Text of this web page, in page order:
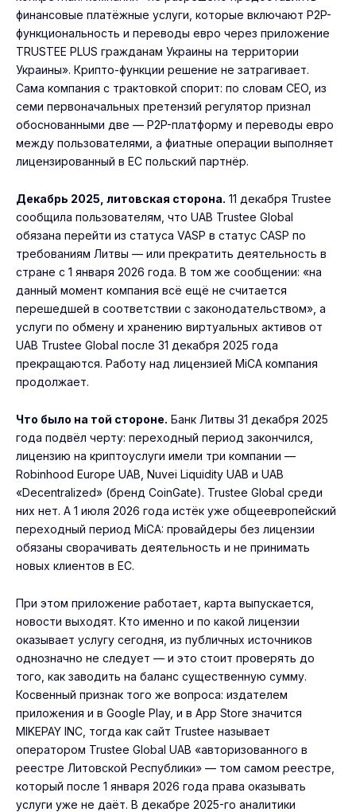
финансовые платёжные услуги, которые включают P2P-
функциональность и переводы евро через приложение
TRUSTEE PLUS гражданам Украины на территории
Украины». Крипто-функции решение не затрагивает.
Сама компания с трактовкой спорит: по словам CEO, из
семи первоначальных претензий регулятор признал
обоснованными две — P2P-платформу и переводы евро
между пользователями, а фиатные операции выполняет
лицензированный в ЕС польский партнёр.
Декабрь 2025, литовская сторона. 11 декабря Trustee
сообщила пользователям, что UAB Trustee Global
обязана перейти из статуса VASP в статус CASP по
требованиям Литвы — или прекратить деятельность в
стране с 1 января 2026 года. В том же сообщении: «на
данный момент компания всё ещё не считается
перешедшей в соответствии с законодательством», а
услуги по обмену и хранению виртуальных активов от
UAB Trustee Global после 31 декабря 2025 года
прекращаются. Работу над лицензией MiCA компания
продолжает.
Что было на той стороне. Банк Литвы 31 декабря 2025
года подвёл черту: переходный период закончился,
лицензию на криптоуслуги имели три компании —
Robinhood Europe UAB, Nuvei Liquidity UAB и UAB
«Decentralized» (бренд CoinGate). Trustee Global среди
них нет. А 1 июля 2026 года истёк уже общеевропейский
переходный период MiCA: провайдеры без лицензии
обязаны сворачивать деятельность и не принимать
новых клиентов в ЕС.
При этом приложение работает, карта выпускается,
новости выходят. Кто именно и по какой лицензии
оказывает услугу сегодня, из публичных источников
однозначно не следует — и это стоит проверять до
того, как заводить на баланс существенную сумму.
Косвенный признак того же вопроса: издателем
приложения и в Google Play, и в App Store значится
MIKEPAY INC, тогда как сайт Trustee называет
оператором Trustee Global UAB «авторизованного в
реестре Литовской Республики» — том самом реестре,
который после 1 января 2026 года права оказывать
услуги уже не даёт. В декабре 2025-го аналитики